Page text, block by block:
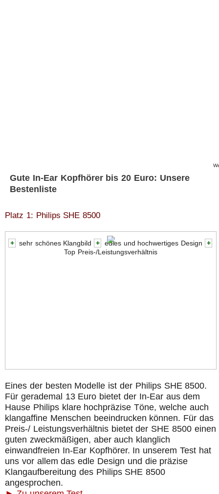
Gute In-Ear Kopfhörer bis 20 Euro: Unsere
Bestenliste
Platz 1: Philips SHE 8500
+ sehr schönes Klangbild + edles und hochwertiges Design
+
Top Preis-/Leistungsverhältnis
Eines der besten Modelle ist der Philips SHE 8500.
Für gerademal 13 Euro bietet der In-Ear aus dem
Hause Philips klare hochpräzise Töne, welche auch
klangaffine Menschen beeindrucken können. Für das
Preis-/ Leistungsverhältnis bietet der SHE 8500 einen
guten zweckmäßigen, aber auch klanglich
einwandfreien In-Ear Kopfhörer. In unserem Test hat
uns vor allem das edle Design und die präzise
Klangaufbereitung des Philips SHE 8500
angesprochen.